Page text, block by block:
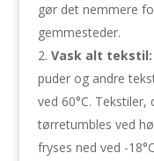
gør det nemmere
gemmesteder.
Vask alt tekstil:
puder og andre
ved 60°C.
tørretumbles ved
fryses ned ved -